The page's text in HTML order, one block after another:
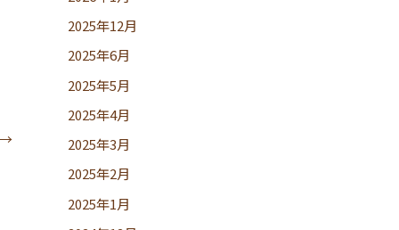
→
2025年12月
2025年6月
2025年5月
2025年4月
2025年3月
2025年2月
2025年1月